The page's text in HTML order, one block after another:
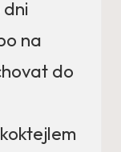
dni
na
do